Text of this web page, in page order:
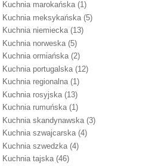
Kuchnia marokańska (1)
Kuchnia meksykańska (5)
Kuchnia niemiecka (13)
Kuchnia norweska (5)
Kuchnia ormiańska (2)
Kuchnia portugalska (12)
Kuchnia regionalna (1)
Kuchnia rosyjska (13)
Kuchnia rumuńska (1)
Kuchnia skandynawska (3)
Kuchnia szwajcarska (4)
Kuchnia szwedzka (4)
Kuchnia tajska (46)